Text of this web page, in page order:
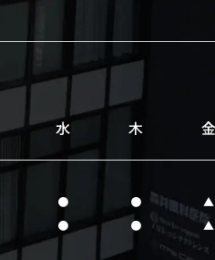
水 木 金
● ● ▲
● ● ▲